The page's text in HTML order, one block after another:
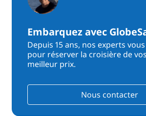
Embarquez avec
Depuis 15 ans, nos experts
pour réserver la croisière de
meilleur prix.
Nous contacter